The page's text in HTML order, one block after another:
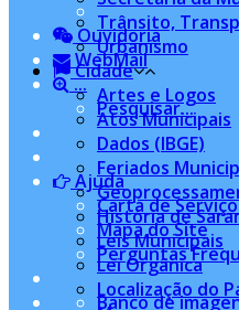
Ouvidoria
WebMail
...
Pesquisar...
Ajuda
Carta de
Mapa do Site
Perguntas
Banco de
Trânsito,
Urbanismo
Cidade
Artes e Logos
Atos Municipais
Dados (IBGE)
Feriados
História de
Leis Municipais
Lei Orgânica
Localização do